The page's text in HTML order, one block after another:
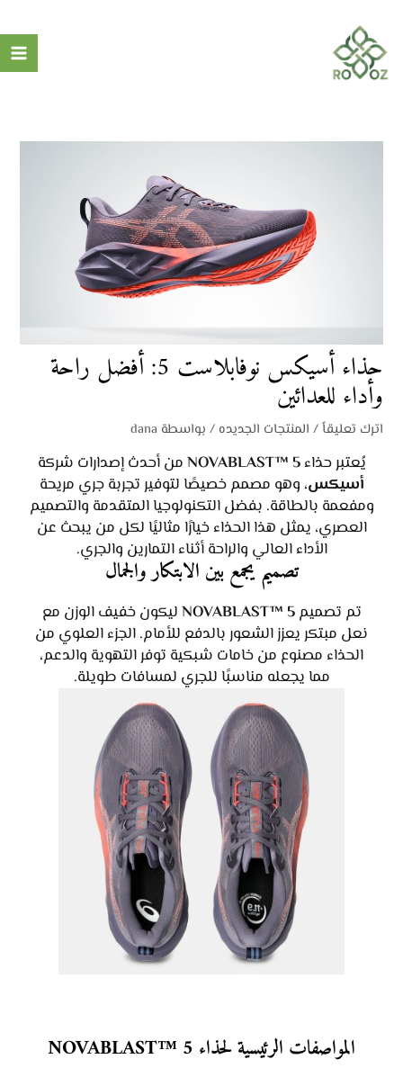
المحتوى
حذاء أسيكس نوفابلاست 5: أفضل راحة
وأداء للعدائين
اترك تعليقاً/ المنتجات الجديده / بواسطة dana
يُعتبر حذاءNOVABLAST™ 5من أحدث إصدارات شركة
أسيكس، وهو مصمم خصيصًا لتوفير تجربة جري مريحة
ومفعمة بالطاقة. بفضل التكنولوجيا المتقدمة والتصميم
العصري، يمثل هذا الحذاء خيارًا مثاليًا لكل من يبحث عن
الأداء العالي والراحة أثناء التمارين والجري.
تصميم يجمع بين الابتكار والجمال
تم تصميمNOVABLAST™ 5ليكون خفيف الوزن مع
نعل مبتكر يعزز الشعور بالدفع للأمام. الجزء العلوي من
الحذاء مصنوع من خامات شبكية توفر التهوية والدعم،
مما يجعله مناسبًا للجري لمسافات طويلة.
المواصفات الرئيسية لحذاء NOVABLAST™ 5
navigation